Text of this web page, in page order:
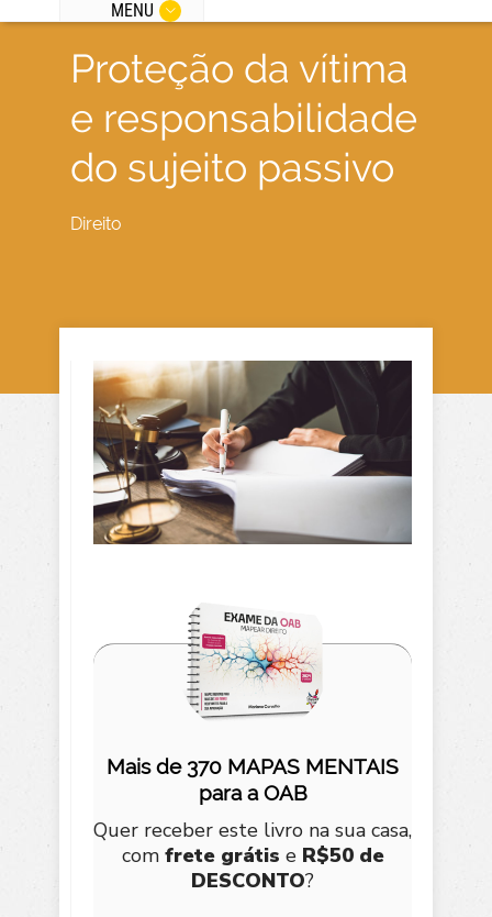
MENU
Proteção da vítima
e responsabilidade
do sujeito passivo
Direito
Mais de 370 MAPAS MENTAIS
para a OAB
Quer receber este livro na sua casa,
com frete grátis e R$50 de
DESCONTO?